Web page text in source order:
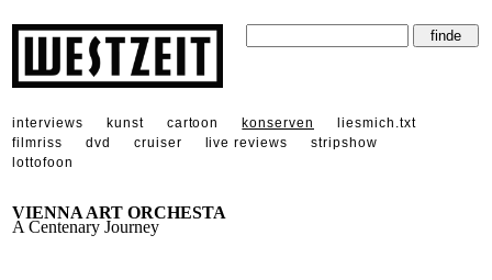
interviews kunst cartoon konserven
liesmich.txt
filmriss
dvd cruiser live reviews
stripshow
lottofoon
VIENNA ART ORCHESTA
A Centenary Journey